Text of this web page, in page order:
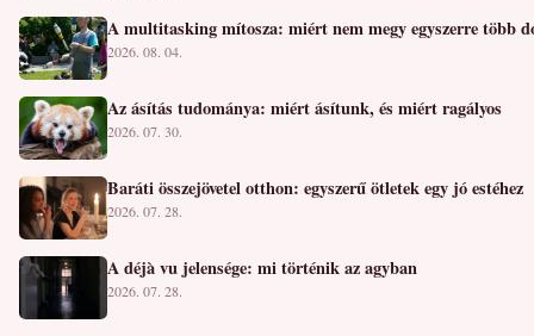
A multitasking mítosza: miért nem megy egyszerre több
2026. 08. 04.
Az ásítás tudománya: miért ásítunk, és miért ragályos
2026. 07. 30.
Baráti összejövetel otthon: egyszerű ötletek egy jó estéhez
2026. 07. 28.
A déjà vu jelensége: mi történik az agyban
2026. 07. 28.